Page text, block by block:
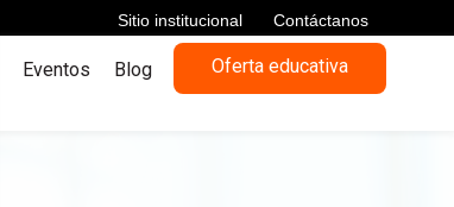
Sitio institucional Contáctanos
Eventos Blog Oferta educativa